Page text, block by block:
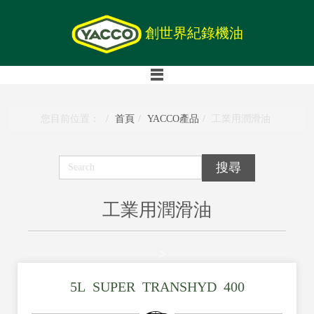
創世界紀錄機油
首頁 YACCO產品 工業用潤滑油
工業用潤滑油
5L_SUPER_TRANSHYD_400